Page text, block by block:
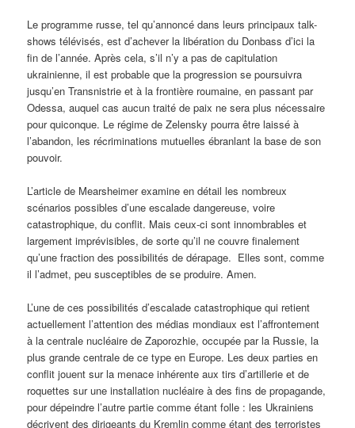
Le programme russe, tel qu’annoncé dans leurs principaux talk-
shows télévisés, est d’achever la libération du Donbass d’ici la
fin de l’année. Après cela, s’il n’y a pas de capitulation
ukrainienne, il est probable que la progression se poursuivra
jusqu’en Transnistrie et à la frontière roumaine, en passant par
Odessa, auquel cas aucun traité de paix ne sera plus nécessaire
pour quiconque. Le régime de Zelensky pourra être laissé à
l’abandon, les récriminations mutuelles ébranlant la base de son
pouvoir.
L’article de Mearsheimer examine en détail les nombreux
scénarios possibles d’une escalade dangereuse, voire
catastrophique, du conflit. Mais ceux-ci sont innombrables et
largement imprévisibles, de sorte qu’il ne couvre finalement
qu’une fraction des possibilités de dérapage. Elles sont, comme
il l’admet, peu susceptibles de se produire. Amen.
L’une de ces possibilités d’escalade catastrophique qui retient
actuellement l’attention des médias mondiaux est l’affrontement
à la centrale nucléaire de Zaporozhie, occupée par la Russie, la
plus grande centrale de ce type en Europe. Les deux parties en
conflit jouent sur la menace inhérente aux tirs d’artillerie et de
roquettes sur une installation nucléaire à des fins de propagande,
pour dépeindre l’autre partie comme étant folle : les Ukrainiens
décrivent des dirigeants du Kremlin comme étant des terroristes